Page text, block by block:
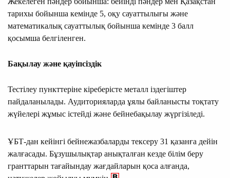
тарихы бойынша кемінде 5, оқу сауаттылығы және
математикалық сауаттылық бойынша кемінде 3 балл
қосымша белгіленген.
Бақылау және қауіпсіздік
Тестілеу пункттеріне кіреберісте металл іздегіштер
пайдаланылады. Аудиторияларда ұялы байланысты тоқтату
жүйелері жұмыс істейді және бейнебақылау жүргізіледі.
ҰБТ-дан кейінгі бейнежазбаларды тексеру 31 қазанға дейін
жалғасады. Бұзушылықтар анықталған кезде білім беру
гранттарын тағайындау жағдайларын қоса алғанда,